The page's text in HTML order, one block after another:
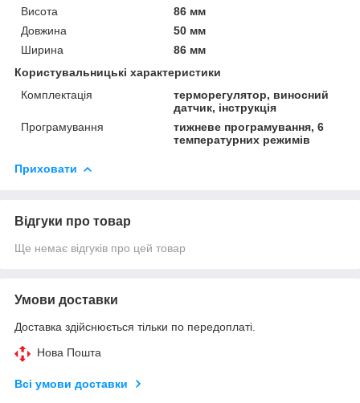
Висота
86 мм
Довжина
50 мм
Ширина
86 мм
Користувальницькі характеристики
Комплектація
терморегулятор, виносний
датчик, інструкція
Програмування
тижневе програмування, 6
температурних режимів
Приховати
Відгуки про товар
Ще немає відгуків про цей товар
Умови доставки
Доставка здійснюється тільки по передоплаті.
Нова Пошта
Всі умови доставки